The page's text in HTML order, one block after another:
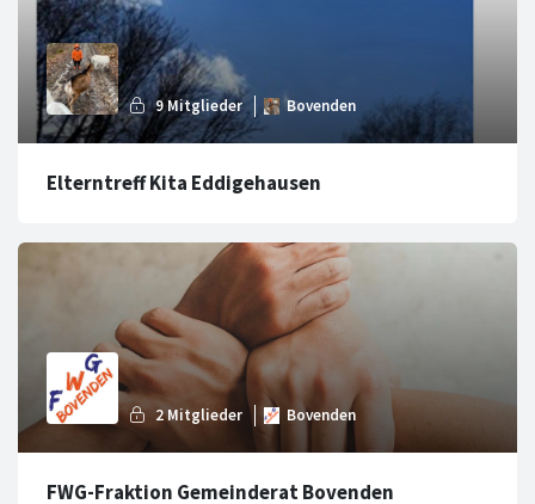
Elterntreff Kita Eddigehausen
FWG-Fraktion Gemeinderat Bovenden